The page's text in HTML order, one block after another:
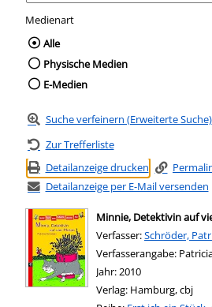
Medienart
Wählen Sie die
Alle
Physische Medien
E-Medien
Suche verfeinern (Erweiterte Suche)
Zur Trefferliste
Detailanzeige drucken
Detailanzeige per E-Mail versenden
Minnie, Detektivin auf
Verfasser:Suche nach
Schröder,
Verfasserangabe:
Jahr:2010
Verlag: Hamburg, cbj